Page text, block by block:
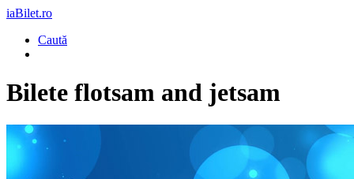
iaBilet.ro
Caută
Bilete flotsam and jetsam